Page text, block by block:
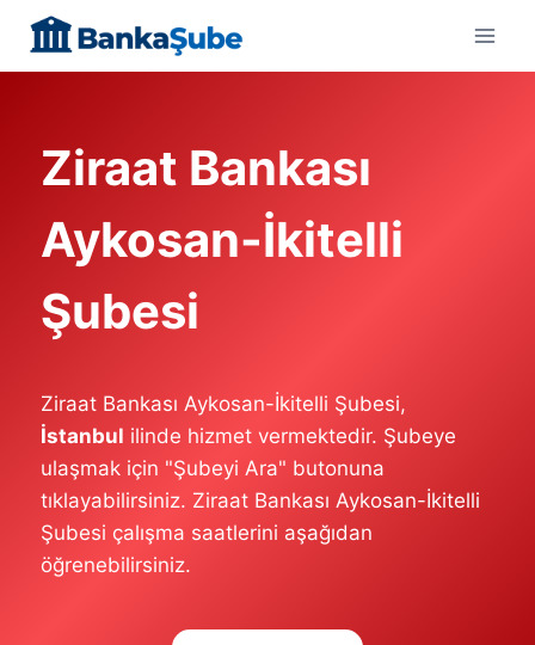
content
Ziraat Bankası
Aykosan-İkitelli
Şubesi
Ziraat Bankası Aykosan-İkitelli Şubesi,
İstanbul ilinde hizmet vermektedir. Şubeye
ulaşmak için "Şubeyi Ara" butonuna
tıklayabilirsiniz. Ziraat Bankası Aykosan-İkitelli
Şubesi çalışma saatlerini aşağıdan
öğrenebilirsiniz.